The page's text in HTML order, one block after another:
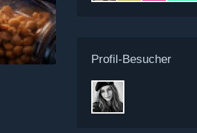
Profil-Besucher